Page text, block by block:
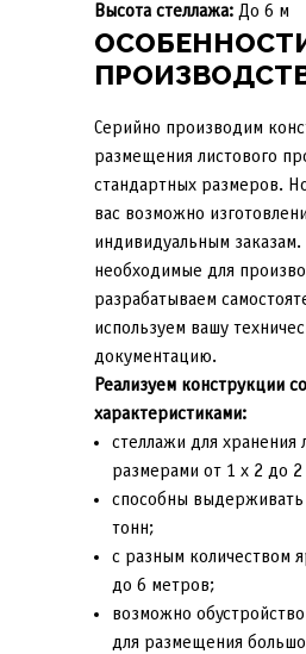
Высота стеллажа: До 6 м
Серийно производим
размещения листового
стандартных размеров.
вас возможно
индивидуальным заказам.
необходимые для
разрабатываем
используем вашу
документацию.
Реализуем конструкции
характеристиками:
стеллажи для хранения
размерами от 1 х 2 до
способны выдерживать
тонн;
с разным количеством
до 6 метров;
возможно
для размещения